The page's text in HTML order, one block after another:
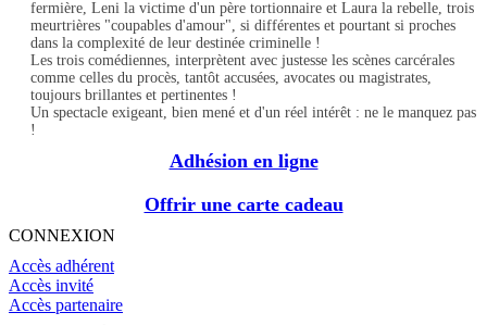
fermière, Leni la victime d'un père tortionnaire et Laura la rebelle, trois
meurtrières "coupables d'amour", si différentes et pourtant si proches
dans la complexité de leur destinée criminelle !
Les trois comédiennes, interprètent avec justesse les scènes carcérales
comme celles du procès, tantôt accusées, avocates ou magistrates,
toujours brillantes et pertinentes !
Un spectacle exigeant, bien mené et d'un réel intérêt : ne le manquez pas
!
Adhésion en ligne
Offrir une carte cadeau
CONNEXION
Accès adhérent
Accès invité
Accès partenaire